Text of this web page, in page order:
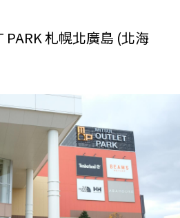
PARK 札幌北廣島 (北海